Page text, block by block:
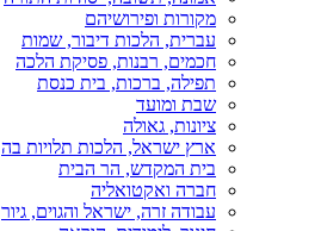
מקורות ופירושיהם
עברית, הלכות דיבור, שמות
חכמים, רבנות, פסיקת הלכה
תפילה, ברכות, בית כנסת
שבת ומועד
ציונות, גאולה
ארץ ישראל, הלכות תלויות בה
בית המקדש, הר הבית
חברה ואקטואליה
עבודה זרה, ישראל והגוים, גיור